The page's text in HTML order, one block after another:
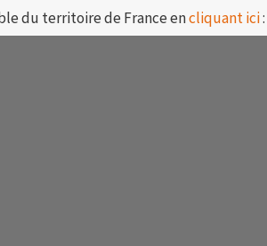
du territoire de France encliquant ici: